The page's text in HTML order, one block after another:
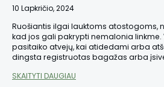
10 Lapkričio, 2024
Ruošiantis ilgai lauktoms atostogoms,
kad jos gali pakrypti nemalonia linkme.
pasitaiko atvejų, kai atidedami arba
dingsta registruotas bagažas arba
SKAITYTI DAUGIAU